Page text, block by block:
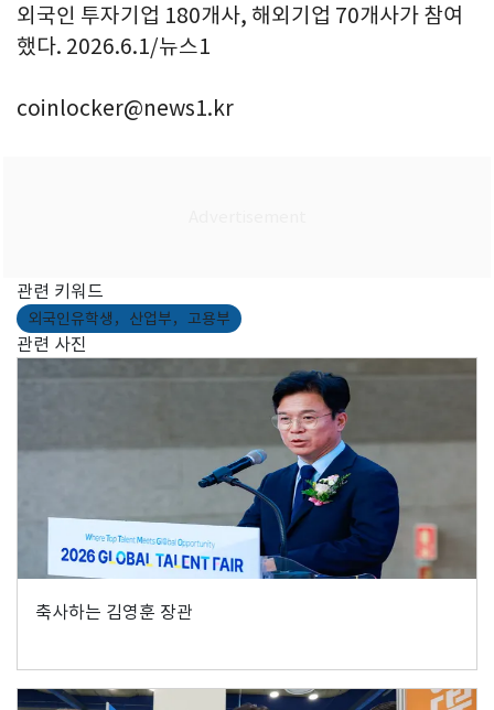
외국인 투자기업 180개사, 해외기업 70개사가 참여
했다. 2026.6.1/뉴스1
coinlocker@news1.kr
관련 키워드
외국인유학생，산업부，고용부
관련 사진
축사하는 김영훈 장관